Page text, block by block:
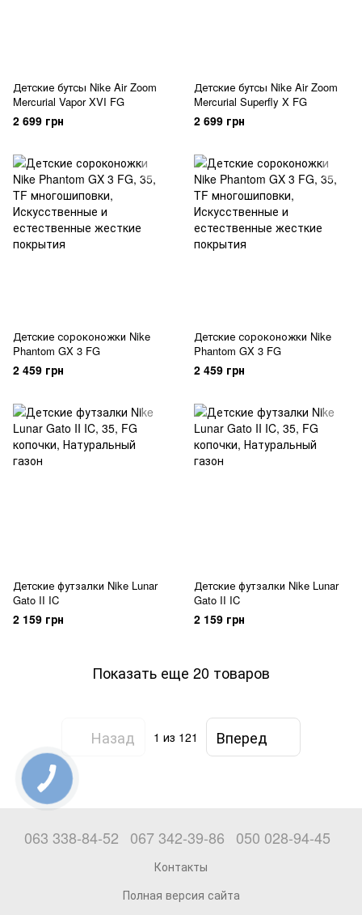
Детские бутсы Nike Air Zoom
Mercurial Vapor XVI FG
2 699 грн
Детские бутсы Nike Air Zoom
Mercurial Superfly X FG
2 699 грн
Детские сороконожки Nike
Phantom GX 3 FG
2 459 грн
Детские сороконожки Nike
Phantom GX 3 FG
2 459 грн
Детские футзалки Nike Lunar
Gato II IC
2 159 грн
Детские футзалки Nike Lunar
Gato II IC
2 159 грн
Показать еще 20 товаров
Назад 1 из 121 Вперед
063 338-84-52 067 342-39-86 050 028-94-45
Контакты
Полная версия сайта